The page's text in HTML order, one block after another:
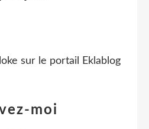
moi
sur le portail Eklablog